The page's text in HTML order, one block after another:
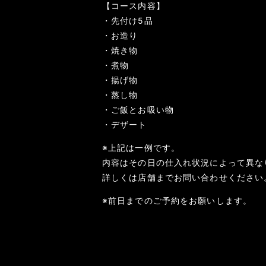
【コース内容】
・先付け5品
・お造り
・焼き物
・煮物
・揚げ物
・蒸し物
・ご飯とお吸い物
・デザート
※上記は一例です。
内容はその日の仕入れ状況によって異な
詳しくは店舗までお問い合わせください
※前日までのご予約をお願いします。